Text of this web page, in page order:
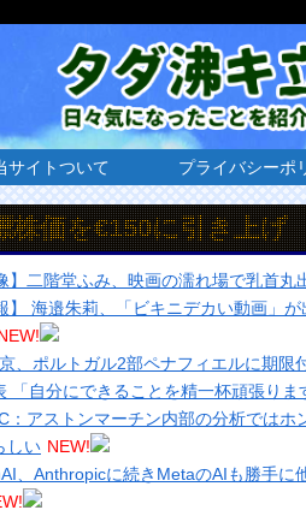
サイトついて プライバシーポ
引き上げ
】二階堂ふみ、映画の濡れ場で乳首丸
】 海邉朱莉、「ビキニデカい動画」
、ポルトガル2部ペナフィエルに期限
「自分にできることを精一杯頑張りま
：アストンマーチン内部の分析では
しい NEW!
、Anthropicに続きMetaのAIも勝手に